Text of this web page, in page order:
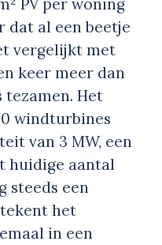
dat al een beetje
vergelijkt met
keer meer dan
tezamen. Het
windturbines
van 3 MW, een
huidige aantal
steeds een
het
in een